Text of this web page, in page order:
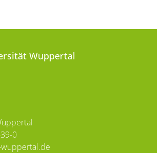
Wuppertal
0